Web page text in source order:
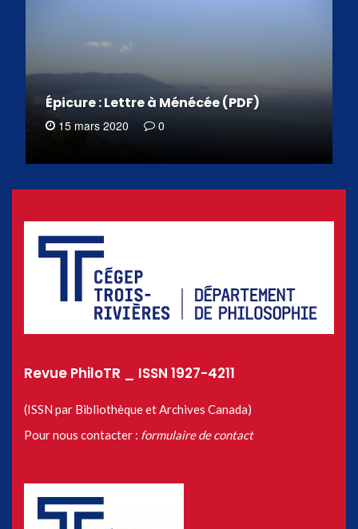
Épicure : Lettre à Ménécée (PDF)
15 mars 2020 0
Revue PhiloTR _ ISSN 1927-4211
(ISSN par Bibliothèque et Archives Canada)
Pour nous contacter : formulaire de contact